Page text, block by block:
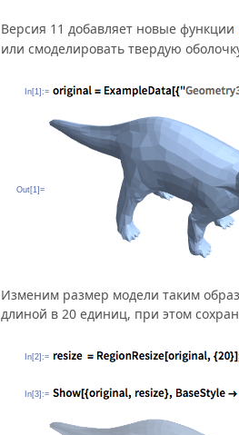
Версия 11 добавляет новые функции
или смоделировать твердую
In[1]:=
Out[1]=
Изменим размер модели таким
длиной в 20 единиц, при этом
In[2]:=
In[3]:=